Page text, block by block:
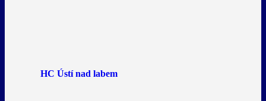
HC Ústí nad labem